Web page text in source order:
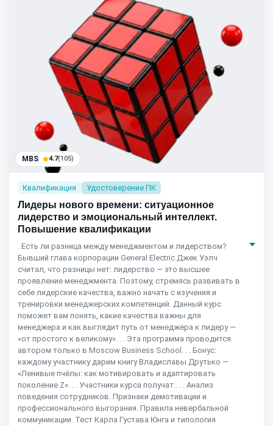
MBS 4.7(105)
Квалификация Удостоверение ПК
Лидеры нового времени: ситуационное
лидерство и эмоциональный интеллект.
Повышение квалификации
. Есть ли разница между менеджментом и лидерством?
Бывший глава корпорации General Electric Джек Уэлч
считал, что разницы нет: лидерство — это высшее
проявление менеджмента. Поэтому, стремясь развивать в
себе лидерские качества, важно начать с изучения и
тренировки менеджерских компетенций. Данный курс
поможет вам понять, какие качества важны для
менеджера и как выглядит путь от менеджера к лидеру —
«от простого к великому». . . Эта программа проводится
автором только в Moscow Business School. . . Бонус:
каждому участнику дарим книгу Владиславы Друтько —
«Ленивые пчёлы: как мотивировать и адаптировать
поколение Z». . . Участники курса получат:. . . Анализ
поведения сотрудников. Признаки демотивации и
профессионального выгорания. Правила невербальной
коммуникации. Тест Карла Густава Юнга и типология